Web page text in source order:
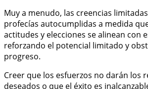
Muy a menudo, las creencias
profecías autocumplidas a medida
actitudes y elecciones se alinean con
reforzando el potencial limitado y
progreso.
Creer que los esfuerzos no darán los
deseados o que el éxito es